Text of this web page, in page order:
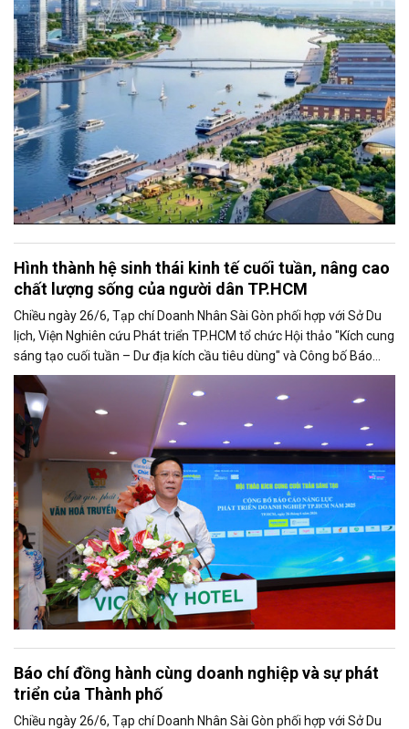
lực cạnh tranh của đô thị lớn nhất cả nước.
Hình thành hệ sinh thái kinh tế cuối tuần, nâng cao
chất lượng sống của người dân TP.HCM
Chiều ngày 26/6, Tạp chí Doanh Nhân Sài Gòn phối hợp với Sở Du
lịch, Viện Nghiên cứu Phát triển TP.HCM tổ chức Hội thảo "Kích cung
sáng tạo cuối tuần – Dư địa kích cầu tiêu dùng" và Công bố Báo
cáo năng lực phát triển doanh nghiệp TP.HCM năm 2025. Trân
trọng giới thiệu phát biểu của ông Nguyễn Ngọc Hồi - Phó Giám đốc
Sở Văn hoá - Thể thao TP.HCM tại Hội thảo.
Báo chí đồng hành cùng doanh nghiệp và sự phát
triển của Thành phố
Chiều ngày 26/6, Tạp chí Doanh Nhân Sài Gòn phối hợp với Sở Du